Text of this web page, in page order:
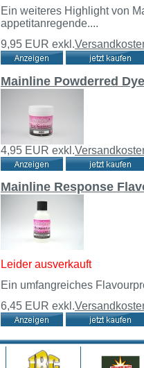
Ein weiteres Highlight von
appetitanregende....
9,95 EUR exkl.
Mainline Powderred
4,95 EUR exkl.
Mainline Response
Leider ausverkauft
Ein umfangreiches
6,45 EUR exkl.